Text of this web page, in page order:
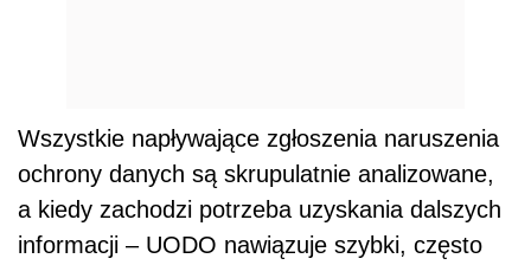
Wszystkie napływające zgłoszenia naruszenia
ochrony danych są skrupulatnie analizowane,
a kiedy zachodzi potrzeba uzyskania dalszych
informacji – UODO nawiązuje szybki, często